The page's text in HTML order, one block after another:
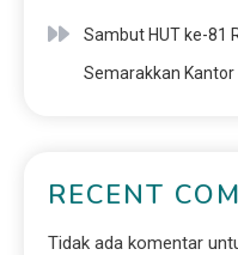
Sambut HUT ke-81
Semarakkan
RECENT
Tidak ada komentar